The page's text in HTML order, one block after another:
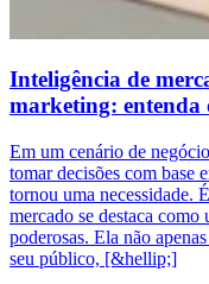
Inteligência de
marketing: entenda
Em um cenário de
tomar decisões com base
tornou uma necessidade.
mercado se destaca como
poderosas. Ela não
seu público, [&hellip;]